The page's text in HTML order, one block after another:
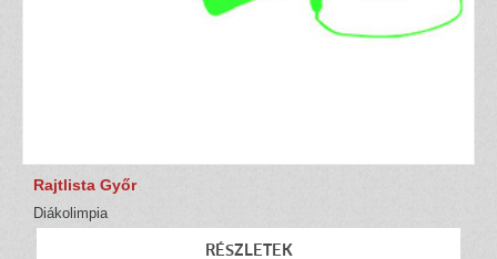
Rajtlista Győr
Diákolimpia
RÉSZLETEK